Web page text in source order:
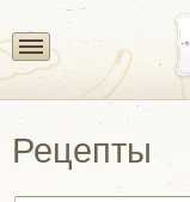
Рецепты